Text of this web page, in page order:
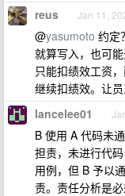
reus Jan 11,
@yasumoto 约定
就算写入，也可
只能扣绩效工资
继续扣绩效。让
lancelee01
B 使用 A 代码未
担责，未进行代
用例，但 B 予以
责。责任分析是